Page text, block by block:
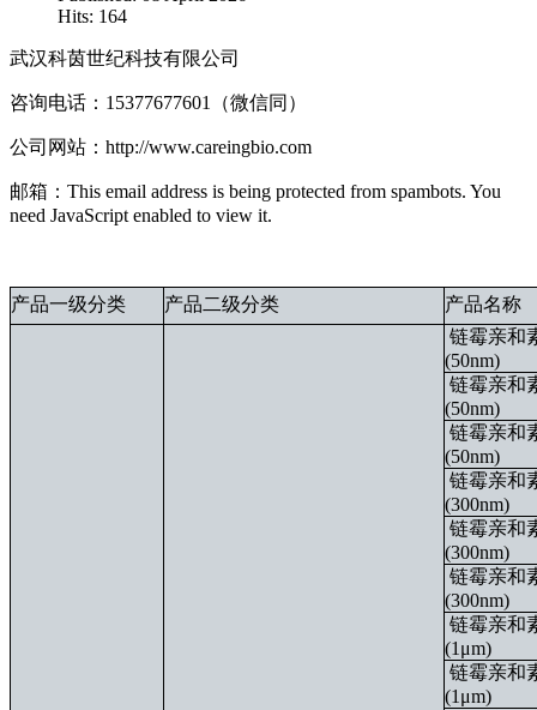
Hits: 164
武汉科茵世纪科技有限公司
咨询电话：15377677601（微信同）
公司网站：http://www.careingbio.com
邮箱： This email address is being protected from spambots. You
need JavaScript enabled to view it.
产品一级分类 产品二级分类 产品名称
链霉亲和
(50nm)
链霉亲和
(50nm)
链霉亲和
(50nm)
链霉亲和
(300nm)
链霉亲和
(300nm)
链霉亲和
(300nm)
链霉亲和
(1μm)
链霉亲和
(1μm)